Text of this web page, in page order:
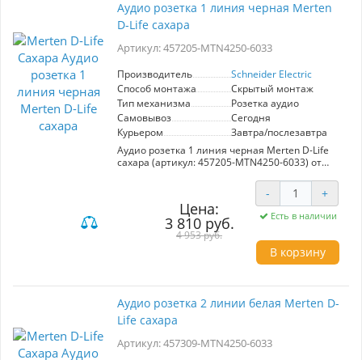
Розетка предназначена для подключения
аудиоустройств, гарантируя высокое качество
отличается высоким качеством материалов и
идеальным выбором для создания
комфортной обстановки в вашем доме или
офисе. Не упустите возможность обновить
ваше пространство с помощью этой стильной
и практичной аудио розетки!
Аудио розетка 1 линия черная Merten
D-Life сахара
Артикул: 457205-MTN4250-6033
Производитель
Schneider Electric
Способ монтажа
Скрытый монтаж
Тип механизма
Розетка аудио
Самовывоз
Сегодня
Курьером
Завтра/послезавтра
Аудио розетка 1 линия черная Merten D-Life
сахара (артикул: 457205-MTN4250-6033) от
функциональным дополнением вашего
интерьера. Она предназначена для
подключения аудиооборудования, что делает
её идеальным решением для создания
качественного звукового пространства в доме
или офисе. Розетка выполнена в изысканном
цвете сахара, который гармонично впишется в
Серия Merten D-Life сочетает современный
дизайн с высокими стандартами качества, что
обеспечивает долговечность и надежность в
эксплуатации. Удобная установка и
интегрировать её в любую обстановку.
Цена:
3 810 руб.
4 953 руб.
- +
Есть в наличии
В корзину
Аудио розетка 2 линии белая Merten D-
Life сахара
Артикул: 457309-MTN4250-6033